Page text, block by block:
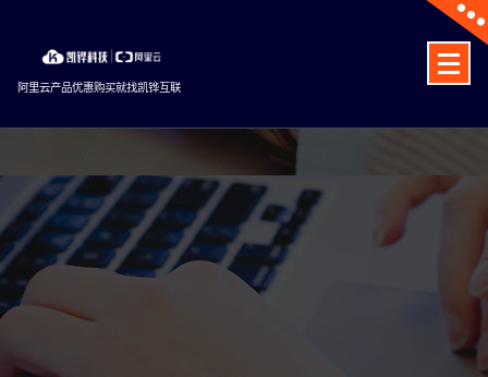
content
阿里云产品优惠购买就找凯铧互联